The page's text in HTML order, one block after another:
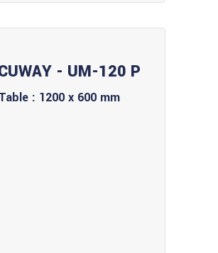
- UM-120 P
Table : 1200 x 600 mm